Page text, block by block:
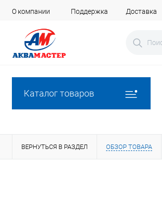
О компании Поддержка Доставка
Каталог товаров
ВЕРНУТЬСЯ В РАЗДЕЛ ОБЗОР ТОВАРА